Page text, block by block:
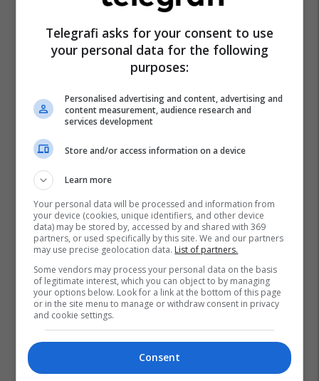
Lista Serbe
Telegrafi asks for your consent to use
your personal data for the following
purposes:
Personalised advertising and content, advertising and
content measurement, audience research and
services development
Store and/or access information on a device
Learn more
Your personal data will be processed and information from
your device (cookies, unique identifiers, and other device
data) may be stored by, accessed by and shared with 369
partners, or used specifically by this site. We and our partners
may use precise geolocation data. List of partners.
Some vendors may process your personal data on the basis
of legitimate interest, which you can object to by managing
your options below. Look for a link at the bottom of this page
or in the site menu to manage or withdraw consent in privacy
and cookie settings.
Consent